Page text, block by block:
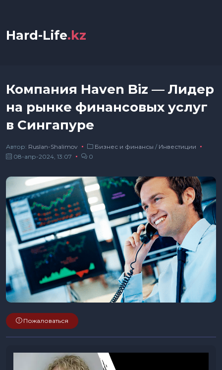
Hard-Life.kz
Компания Haven Biz — Лидер
на рынке финансовых услуг
в Сингапуре
Автор: Ruslan-Shalimov Бизнес и финансы / Инвестиции
08-апр-2024, 13:07
0
Пожаловаться